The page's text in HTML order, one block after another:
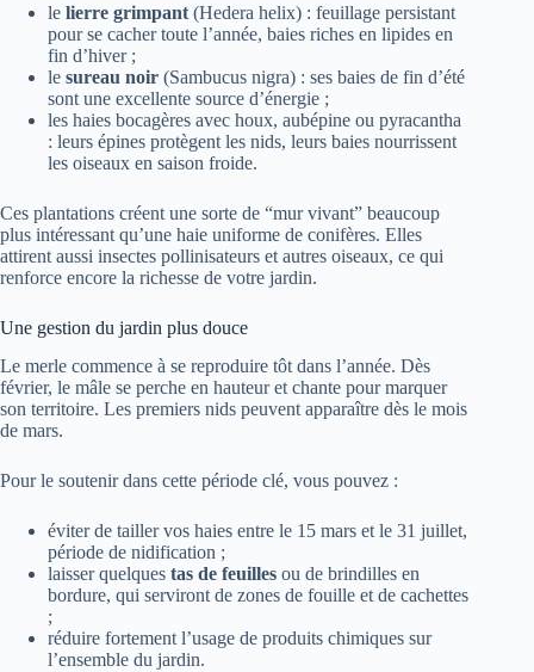
le lierre grimpant (Hedera helix) : feuillage persistant
pour se cacher toute l’année, baies riches en lipides en
fin d’hiver ;
le sureau noir (Sambucus nigra) : ses baies de fin d’été
sont une excellente source d’énergie ;
les haies bocagères avec houx, aubépine ou pyracantha
: leurs épines protègent les nids, leurs baies nourrissent
les oiseaux en saison froide.
Ces plantations créent une sorte de “mur vivant” beaucoup
plus intéressant qu’une haie uniforme de conifères. Elles
attirent aussi insectes pollinisateurs et autres oiseaux, ce qui
renforce encore la richesse de votre jardin.
Une gestion du jardin plus douce
Le merle commence à se reproduire tôt dans l’année. Dès
février, le mâle se perche en hauteur et chante pour marquer
son territoire. Les premiers nids peuvent apparaître dès le mois
de mars.
Pour le soutenir dans cette période clé, vous pouvez :
éviter de tailler vos haies entre le 15 mars et le 31 juillet,
période de nidification ;
laisser quelques tas de feuilles ou de brindilles en
bordure, qui serviront de zones de fouille et de cachettes
;
réduire fortement l’usage de produits chimiques sur
l’ensemble du jardin.